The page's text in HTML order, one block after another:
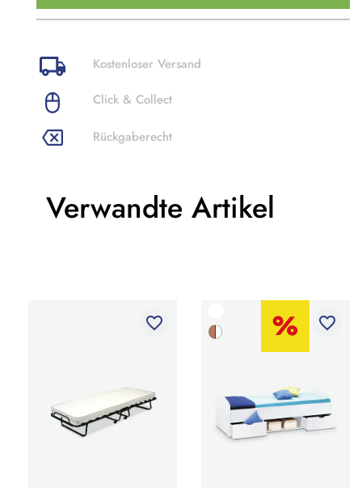
Kostenloser Versand
Click & Collect
Rückgaberecht
Verwandte Artikel
favorite_border favorite_border